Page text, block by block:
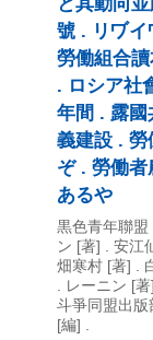
號 . リヷイ
勞働組合
. ロシア社
年間 . 露國
義建設 . 勞
ぞ . 勞働
あるや
黒色青年聯
ン [著] . 安江
畑寒村 [著] .
. レーニン [
斗爭同盟出
[編] .